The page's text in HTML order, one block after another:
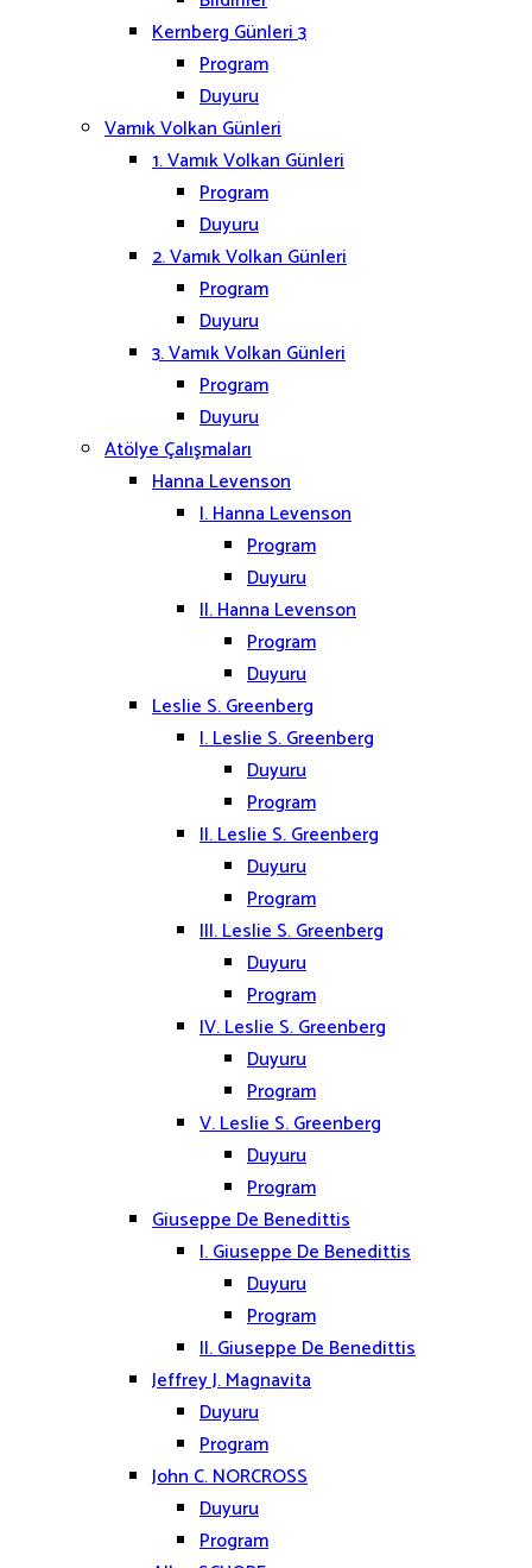
Kernberg Günleri 3
Program
Duyuru
Vamık Volkan Günleri
1. Vamık Volkan Günleri
Program
Duyuru
2. Vamık Volkan Günleri
Program
Duyuru
3. Vamık Volkan Günleri
Program
Duyuru
Atölye Çalışmaları
Hanna Levenson
I. Hanna Levenson
Program
Duyuru
II. Hanna Levenson
Program
Duyuru
Leslie S. Greenberg
I. Leslie S. Greenberg
Duyuru
Program
II. Leslie S. Greenberg
Duyuru
Program
III. Leslie S. Greenberg
Duyuru
Program
IV. Leslie S. Greenberg
Duyuru
Program
V. Leslie S. Greenberg
Duyuru
Program
Giuseppe De Benedittis
I. Giuseppe De Benedittis
Duyuru
Program
II. Giuseppe De Benedittis
Jeffrey J. Magnavita
Duyuru
Program
John C. NORCROSS
Duyuru
Program